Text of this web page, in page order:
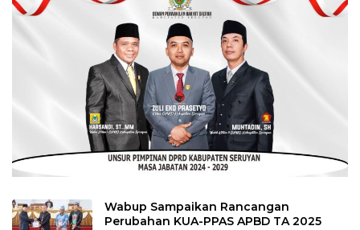
Wabup Sampaikan Rancangan
Perubahan KUA-PPAS APBD TA 2025